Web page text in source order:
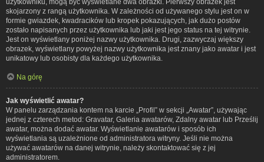
skojarzony z rangą użytkownika. W zależności od używanego stylu jest on w
formie gwiazdek, kwadracików lub kropek pokazujących, jak dużo postów
zostało napisanych przez użytkownika lub jaki jest jego status na tej witrynie.
Jest on wyświetlany poniżej nazwy użytkownika. Drugi, zazwyczaj większy
obrazek, wyświetlany powyżej nazwy użytkownika jest znany jako awatar i jest
unikatowy lub osobisty dla każdego użytkownika.
Na górę
Jak wyświetlić awatar?
W panelu zarządzania kontem na karcie „Profil” w sekcji „Awatar”, używając
jednej z czterech metod: Gravatar, Galeria awatarów, Zdalny awatar lub Prześlij
awatar, można dodać awatar. Wyświetlanie awatarów i sposób ich
wyświetlania są uzależnione od administratora witryny. Jeśli nie można
używać awatarów na danej witrynie, należy skontaktować się z jej
administratorem.